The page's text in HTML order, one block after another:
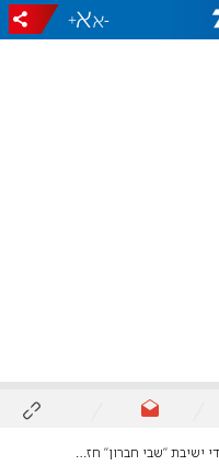
-
+
חברון" חזרו לבית ולירו